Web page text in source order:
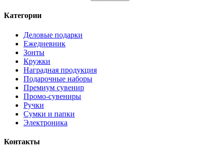
Категории
Деловые подарки
Ежедневник
Зонты
Кружки
Наградная продукция
Подарочные наборы
Премиум сувенир
Промо-сувениры
Ручки
Сумки и папки
Электроника
Контакты